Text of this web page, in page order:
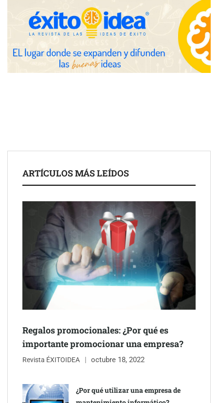
Zoomex mejora su Strategy Center con herramientas
avanzadas para trading estratégico
COMPALISS de LYSOTRIC: cuando un solo producto multiplica
las posibilidades del salón profesional
Schaeffler mejora su rentabilidad en el primer semestre de 2026
NOVA: innovación y diseño que transforman espacios de la
mano de Tormo Franquicias
ARTÍCULOS MÁS LEÍDOS
Regalos promocionales: ¿Por qué es
importante promocionar una empresa?
Revista ÉXITOIDEA octubre 18, 2022
¿Por qué utilizar una empresa de